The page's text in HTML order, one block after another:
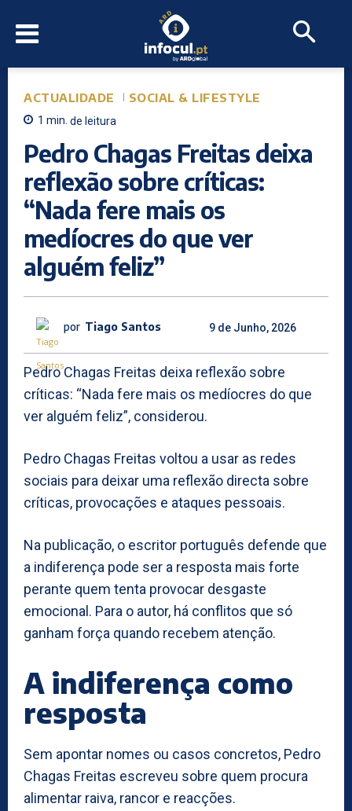
ACTUALIDADE SOCIAL & LIFESTYLE
1 min. de leitura
Pedro Chagas Freitas deixa
reflexão sobre críticas:
“Nada fere mais os
medíocres do que ver
alguém feliz”
por Tiago Santos 9 de Junho, 2026
Pedro Chagas Freitas deixa reflexão sobre
críticas: “Nada fere mais os medíocres do que
ver alguém feliz”, considerou.
Pedro Chagas Freitas voltou a usar as redes
sociais para deixar uma reflexão directa sobre
críticas, provocações e ataques pessoais.
Na publicação, o escritor português defende que
a indiferença pode ser a resposta mais forte
perante quem tenta provocar desgaste
emocional. Para o autor, há conflitos que só
ganham força quando recebem atenção.
A indiferença como
resposta
Sem apontar nomes ou casos concretos, Pedro
Chagas Freitas escreveu sobre quem procura
alimentar raiva, rancor e reacções.